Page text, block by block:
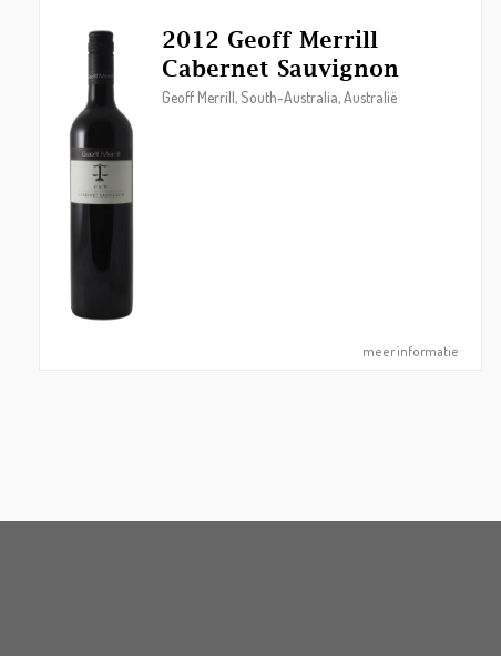
2012 Geoff Merrill
Cabernet Sauvignon
Geoff Merrill, South-Australia, Australië
meer informatie